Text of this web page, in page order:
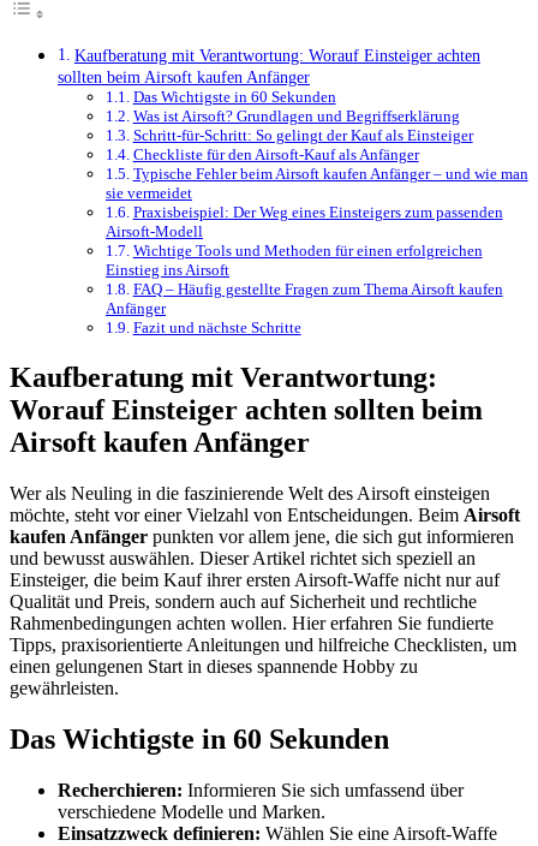
Kaufberatung mit Verantwortung: Worauf Einsteiger achten
sollten beim Airsoft kaufen Anfänger
Das Wichtigste in 60 Sekunden
Was ist Airsoft? Grundlagen und Begriffserklärung
Schritt-für-Schritt: So gelingt der Kauf als Einsteiger
Checkliste für den Airsoft-Kauf als Anfänger
Typische Fehler beim Airsoft kaufen Anfänger – und wie man
sie vermeidet
Praxisbeispiel: Der Weg eines Einsteigers zum passenden
Airsoft-Modell
Wichtige Tools und Methoden für einen erfolgreichen
Einstieg ins Airsoft
FAQ – Häufig gestellte Fragen zum Thema Airsoft kaufen
Anfänger
Fazit und nächste Schritte
Kaufberatung mit Verantwortung:
Worauf Einsteiger achten sollten beim
Airsoft kaufen Anfänger
Wer als Neuling in die faszinierende Welt des Airsoft einsteigen
möchte, steht vor einer Vielzahl von Entscheidungen. Beim Airsoft
kaufen Anfänger punkten vor allem jene, die sich gut informieren
und bewusst auswählen. Dieser Artikel richtet sich speziell an
Einsteiger, die beim Kauf ihrer ersten Airsoft-Waffe nicht nur auf
Qualität und Preis, sondern auch auf Sicherheit und rechtliche
Rahmenbedingungen achten wollen. Hier erfahren Sie fundierte
Tipps, praxisorientierte Anleitungen und hilfreiche Checklisten, um
einen gelungenen Start in dieses spannende Hobby zu
gewährleisten.
Das Wichtigste in 60 Sekunden
Recherchieren: Informieren Sie sich umfassend über
verschiedene Modelle und Marken.
Einsatzzweck definieren: Wählen Sie eine Airsoft-Waffe